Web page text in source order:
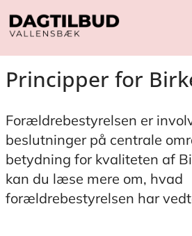
Principper for
Forældrebestyrelsen er
beslutninger på centrale
betydning for kvaliteten af
kan du læse mere om, hvad
forældrebestyrelsen har